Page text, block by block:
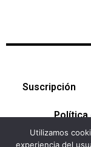
Suscripción
Política
Utilizamos
experiencia del